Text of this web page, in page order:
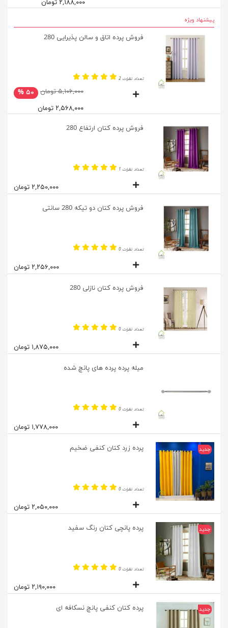
۲,۱۸۸,۰۰۰ تومان
پیشنهاد ویژه
فروش پرده اتاق و سالن پذیرایی 280
تعداد نظرات 2
۵,۱۰۶,۰۰۰ تومان
۵۰ %
۲,۵۶۸,۰۰۰ تومان
فروش پرده کتان ارتفاع 280
تعداد نظرات 1
۲,۲۵۰,۰۰۰ تومان
فروش پرده کتان دو تیکه 280 سانتی
تعداد نظرات 0
۲,۲۵۶,۰۰۰ تومان
فروش پرده کتان نازلی 280
تعداد نظرات 0
۱,۸۷۵,۰۰۰ تومان
میله پرده پرده های پانچ شده
تعداد نظرات 0
۱,۷۷۸,۰۰۰ تومان
جدید پرده زرد کتان کنفی ضخیم
تعداد نظرات 0
۲,۰۵۰,۰۰۰ تومان
جدید پرده پانچی کتان رنگ سفید
تعداد نظرات 0
۲,۱۹۰,۰۰۰ تومان
جدید پرده کتان کنفی پانچ نسکافه ای